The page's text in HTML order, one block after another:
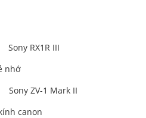
Sony RX1R III
nhớ
Sony ZV-1 Mark II
canon